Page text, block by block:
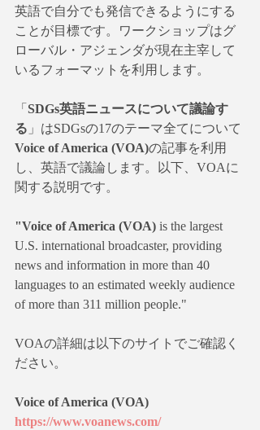
英語で自分でも発信できるようにする
ことが目標です。ワークショップはグ
ローバル・アジェンダが現在主宰して
いるフォーマットを利用します。
「 SDGs英語ニュースについて議論す
る 」はSDGsの17のテーマ全てについて
Voice of America (VOA)の記事を利用
し、英語で議論します。以下、VOAに
関する説明です。
"Voice of America (VOA) is the largest
U.S. international broadcaster, providing
news and information in more than 40
languages to an estimated weekly audience
of more than 311 million people."
VOAの詳細は以下のサイトでご確認く
ださい。
Voice of America (VOA)
https://www.voanews.com/